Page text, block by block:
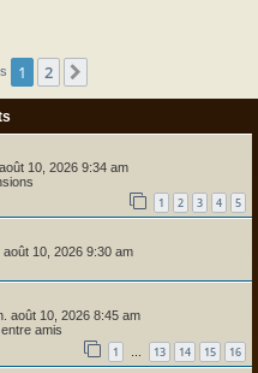
c
1 2
10, 2026 9:34 am
1 2 3 4 5
août 10, 2026 9:30 am
août 10, 2026 8:45 am
amis
1 … 13 14 15 16